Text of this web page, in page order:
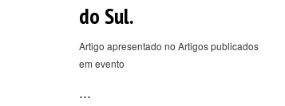
do Sul.
Artigo apresentado no Artigos publicados
em evento
...